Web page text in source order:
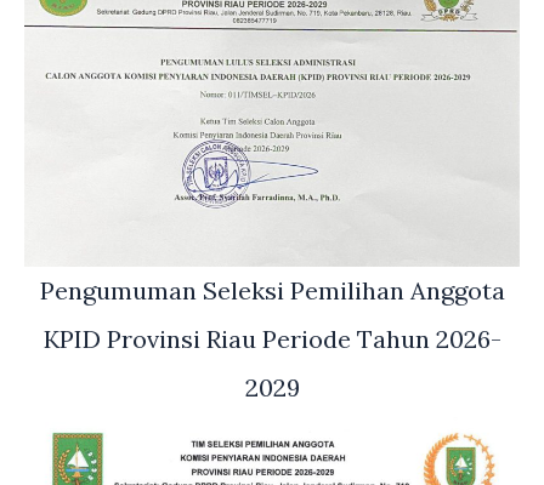
Pengumuman Seleksi Pemilihan Anggota
KPID Provinsi Riau Periode Tahun 2026-
2029